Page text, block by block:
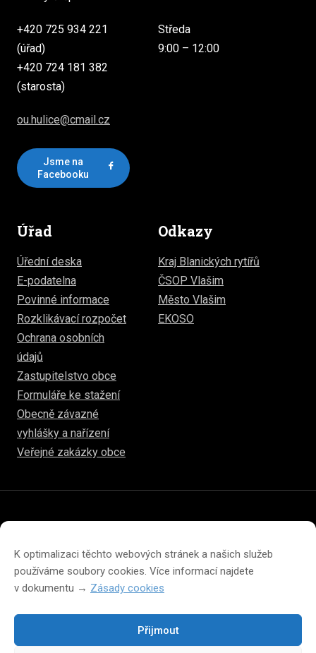
K optimalizaci těchto webových stránek a našich služeb
používáme soubory cookies. Více informací najdete
v dokumentu → Zásady cookies
Přijmout
+420 725 934 221
(úřad)
+420 724 181 382
(starosta)
ou.hulice@cmail.cz
Jsme na
Facebooku
Středa
9:00 – 12:00
Úřad
Úřední deska
E-podatelna
Povinné informace
Rozklikávací rozpočet
Ochrana osobních
údajů
Zastupitelstvo obce
Formuláře ke stažení
Obecně závazné
vyhlášky a nařízení
Veřejné zakázky obce
Odkazy
Kraj Blanických rytířů
ČSOP Vlašim
Město Vlašim
EKOSO
Prohlášení o přístupnosti
Prohlášení o ochraně soukromí
Zásady cookies (EU)
Změna velikosti písma na webu